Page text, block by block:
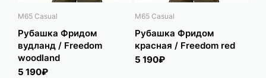
M65 Casual
Рубашка Фридом
вудланд / Freedom
woodland
5 190₽
M65 Casual
Рубашка Фридом
красная / Freedom red
5 190₽